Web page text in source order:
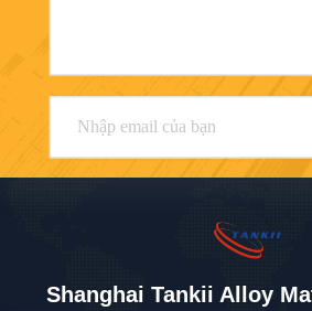
Shanghai Tankii Alloy